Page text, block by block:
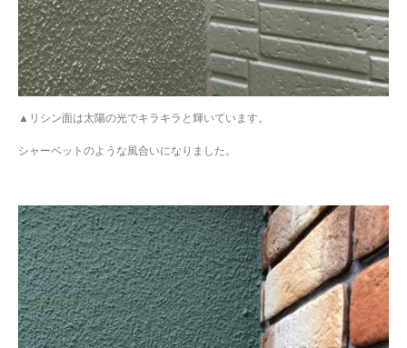
▲リシン面は太陽の光でキラキラと輝いています。
シャーベットのような風合いになりました。